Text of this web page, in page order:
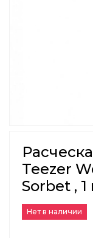
Teezer
Sorbet ,
Нет в наличии